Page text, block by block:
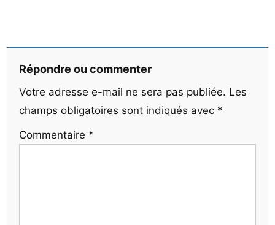
Répondre ou commenter
Votre adresse e-mail ne sera pas publiée. Les
champs obligatoires sont indiqués avec *
Commentaire *